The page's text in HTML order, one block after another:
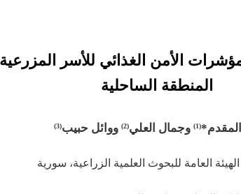
الأمن الغذائي للأسر
المنطقة الساحلية
*
(1) وجمال العلي(2) ووائل حبيب(3)